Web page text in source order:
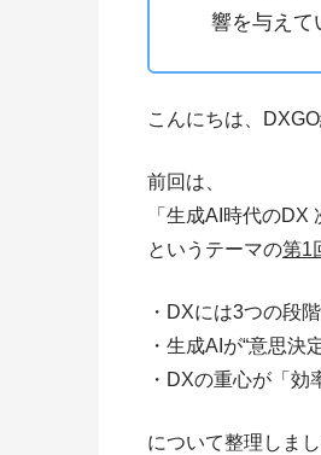
響を与えて
こんにちは、
前回は、
「生成AI時代のDX
というテーマの第1
・DXには3つの段
・生成AIが“意思決
・DXの重心が「
について整理しまし